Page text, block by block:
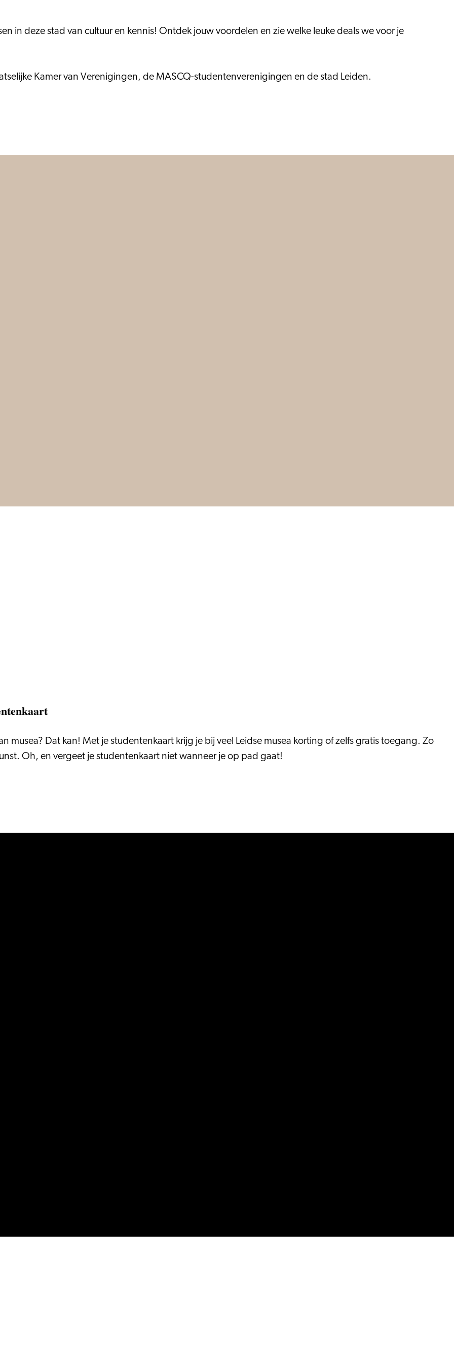
in deze stad van cultuur en kennis! Ontdek jouw voordelen en zie welke leuke deals we voor je
Kamer van Verenigingen, de MASCQ-studentenverenigingen en de stad Leiden.
musea? Dat kan! Met je studentenkaart krijg je bij veel Leidse musea korting of zelfs gratis toegang. Zo
Oh, en vergeet je studentenkaart niet wanneer je op pad gaat!